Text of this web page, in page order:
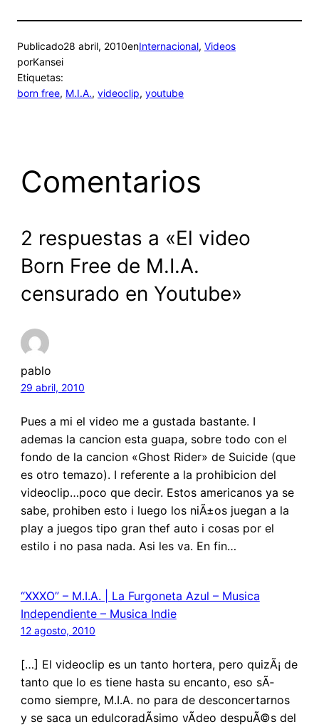
Publicado28 abril, 2010enInternacional, Videos
porKansei
Etiquetas:
born free, M.I.A., videoclip, youtube
Comentarios
2 respuestas a «El video
Born Free de M.I.A.
censurado en Youtube»
pablo
29 abril, 2010
Pues a mi el video me a gustada bastante. I
ademas la cancion esta guapa, sobre todo con el
fondo de la cancion «Ghost Rider» de Suicide (que
es otro temazo). I referente a la prohibicion del
videoclip…poco que decir. Estos americanos ya se
sabe, prohiben esto i luego los niÃ±os juegan a la
play a juegos tipo gran thef auto i cosas por el
estilo i no pasa nada. Asi les va. En fin…
“XXXO” – M.I.A. | La Furgoneta Azul – Musica
Independiente – Musica Indie
12 agosto, 2010
[…] El videoclip es un tanto hortera, pero quizÃ¡ de
tanto que lo es tiene hasta su encanto, eso sÃ­
como siempre, M.I.A. no para de desconcertarnos
y se saca un edulcoradÃ­simo vÃ­deo despuÃ©s del